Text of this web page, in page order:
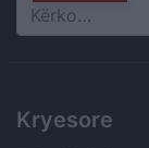
Search
Kryesore